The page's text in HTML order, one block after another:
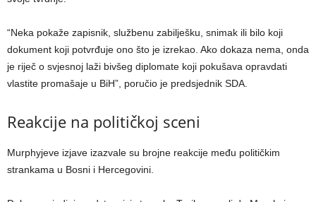
“Neka pokaže zapisnik, službenu zabilješku, snimak ili bilo koji
dokument koji potvrđuje ono što je izrekao. Ako dokaza nema, onda
je riječ o svjesnoj laži bivšeg diplomate koji pokušava opravdati
vlastite promašaje u BiH”, poručio je predsjednik SDA.
Reakcije na političkoj sceni
Murphyjeve izjave izazvale su brojne reakcije među političkim
strankama u Bosni i Hercegovini.